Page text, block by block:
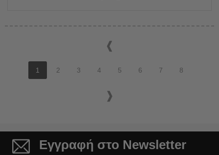
1 2 3 4 5 6 7 8
Εγγραφή στο Newsletter